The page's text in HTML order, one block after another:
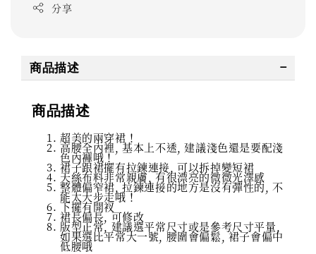
分享
商品描述
商品描述
超美的兩穿裙！
高腰全內裡, 基本上不透, 建議淺色還是要配淺
色內褲哦！
裙子跟裙擺有拉鍊連接, 可以拆掉變短裙
天絲布料非常親膚, 有很漂亮的微微光澤感
整體偏窄裙, 拉鍊連接的地方是沒有彈性的, 不
能太大步走哦！
下擺有開衩
裙長偏長, 可修改
版型正常, 建議選平常尺寸或是參考尺寸平量,
如果選比平常大一號, 腰圍會偏鬆, 裙子會偏中
低腰哦